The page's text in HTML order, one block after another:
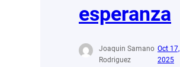
esperanza
Joaquin Samano
Rodriguez
Oct 17,
2025